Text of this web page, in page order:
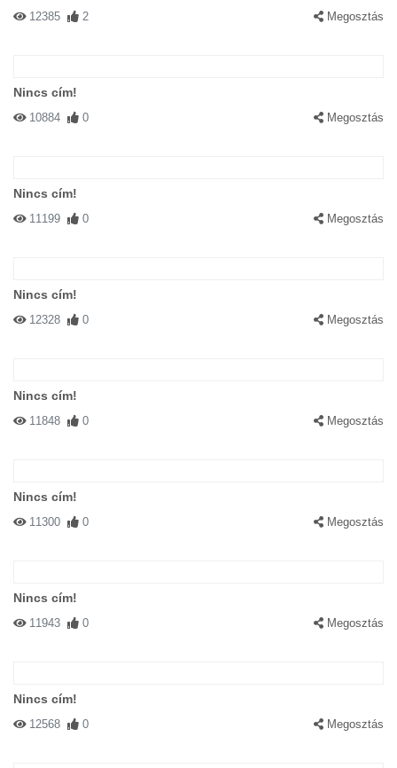
12385 2 Megosztás
Nincs cím!
10884 0 Megosztás
Nincs cím!
11199 0 Megosztás
Nincs cím!
12328 0 Megosztás
Nincs cím!
11848 0 Megosztás
Nincs cím!
11300 0 Megosztás
Nincs cím!
11943 0 Megosztás
Nincs cím!
12568 0 Megosztás